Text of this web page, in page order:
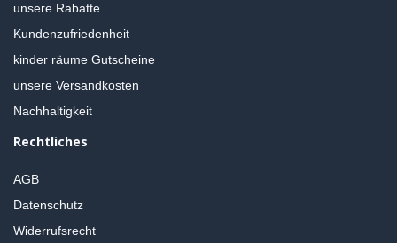
unsere Rabatte
Kundenzufriedenheit
kinder räume Gutscheine
unsere Versandkosten
Nachhaltigkeit
Rechtliches
AGB
Datenschutz
Widerrufsrecht